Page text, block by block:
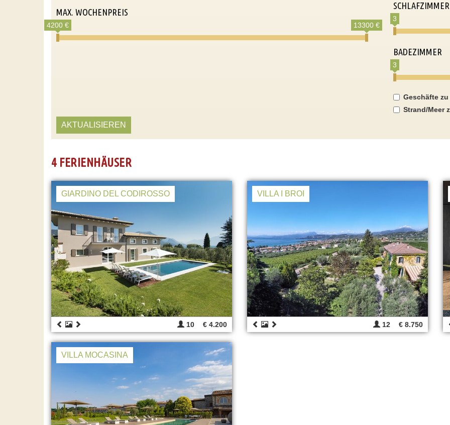
MAX. WOCHENPREIS
4200 € 13300 €
SCHLAFZIMMER
3
BADEZIMMER
3
Geschäfte
Strand/Meer
AKTUALISIEREN
4 FERIENHÄUSER
GIARDINO DEL CODIROSSO
10 € 4.200
VILLA I BROI
12 € 8.750
VILLA MOCASINA